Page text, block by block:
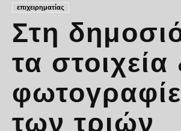
επιχειρηματίας
Στη
τα στοιχεία
των τριών